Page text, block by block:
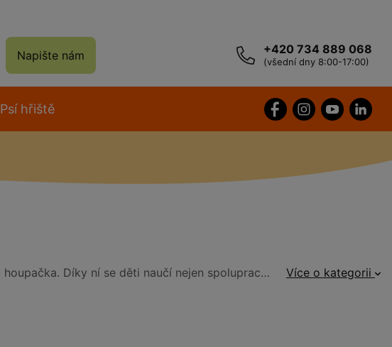
Napište nám +420 734 889 068
(všední dny 8:00-17:00)
Psí hřiště
Největší zábava je vždy s kamarádem. Proto by součástí každého dětského hřiště měla být vahadlová houpačka. Díky ní se děti naučí nejen spolupracovat, ale také lépe koordinovat a procvičovat své motorické dovednosti. Důležitou roli při výběru prvků dětského hřiště by měl hrát také výběr materiálů, protože má zásadní vliv na životnost hřiště. Proto dbáme na kvalitu materiálů, důslednou montáž a dodržování všech platných norem. Všechny houpačky jsou certifikované a splňují tak přísné nároky na kvalitu i bezpečnost dětí. Více o kategorii